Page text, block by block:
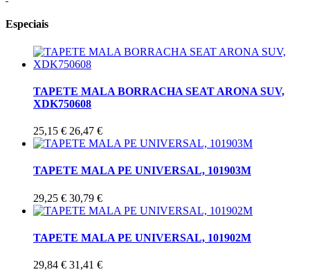
Especiais
TAPETE MALA BORRACHA SEAT ARONA SUV,
XDK750608
25,15 € 26,47 €
TAPETE MALA PE UNIVERSAL, 101903M
29,25 € 30,79 €
TAPETE MALA PE UNIVERSAL, 101902M
29,84 € 31,41 €